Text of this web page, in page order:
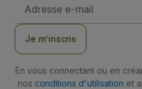
e-
Je m’inscris
En vous connectant ou en
nos conditions d'utilisation et